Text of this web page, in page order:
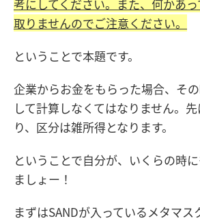
考にしてください。また、何かあ
取りませんのでご注意ください。
ということで本題です。
企業からお金をもらった場合、そ
して計算しなくてはなりません。
り、区分は雑所得となります。
ということで自分が、いくらの時
ましょー！
まずはSANDが入っているメタマス